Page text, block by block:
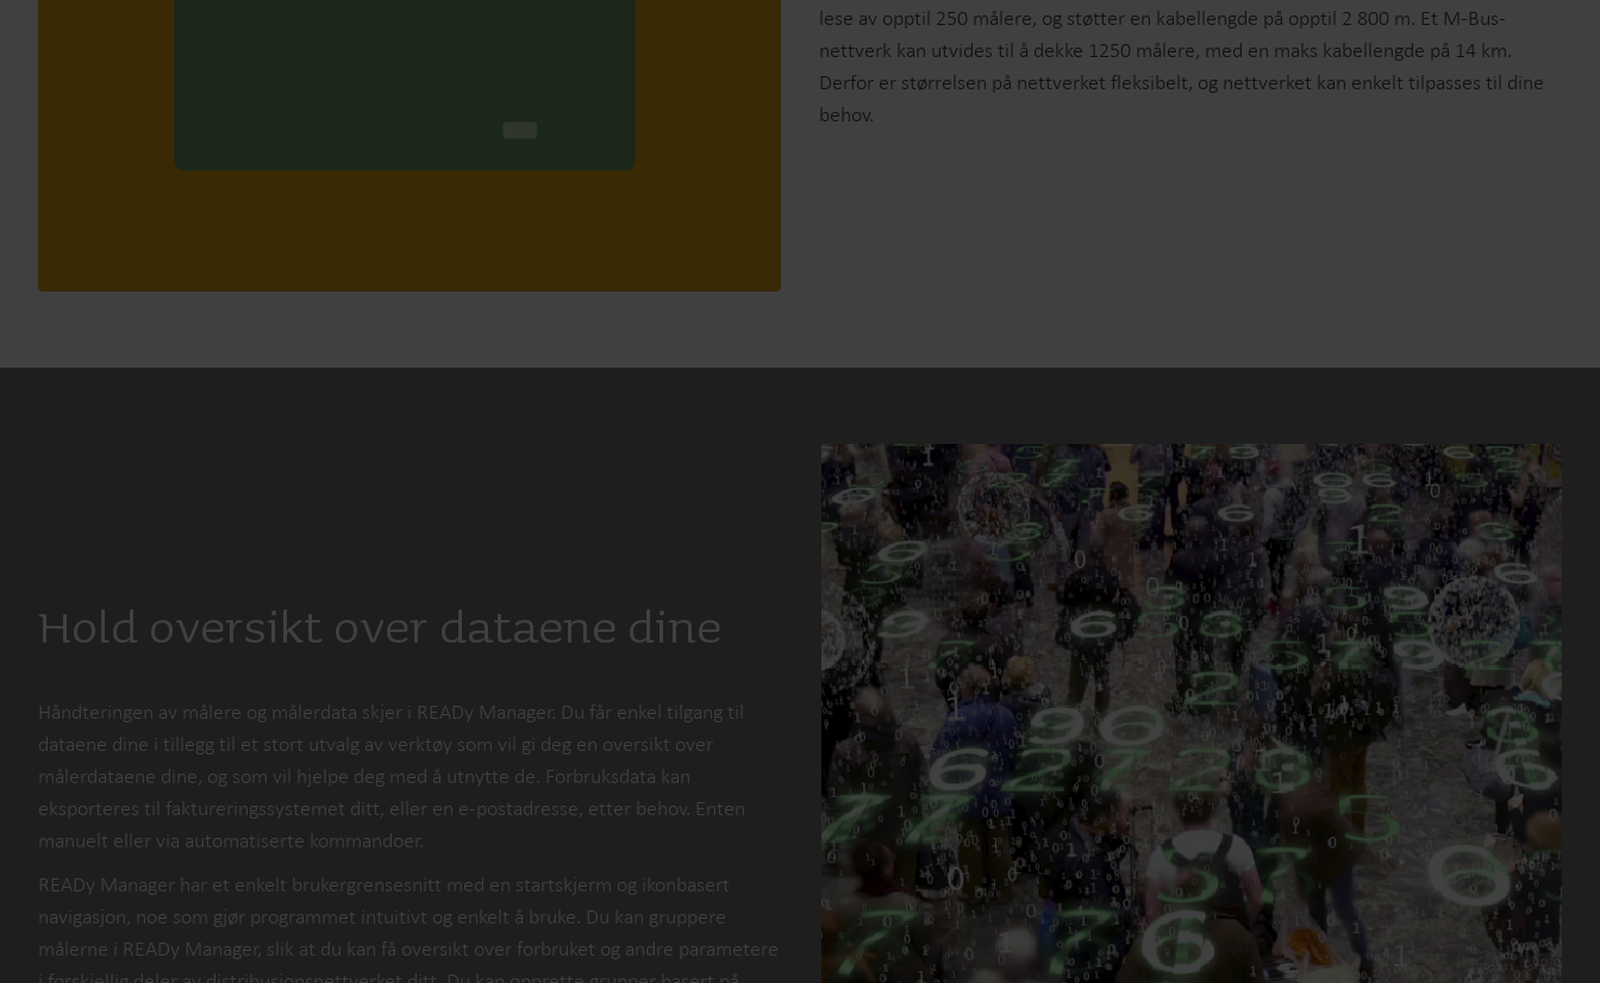
lese av opptil 250 målere, og støtter en kabellengde på opptil 2 800 m. Et M-Bus-
nettverk kan utvides til å dekke 1250 målere, med en maks kabellengde på 14 km.
Derfor er størrelsen på nettverket fleksibelt, og nettverket kan enkelt tilpasses til dine
behov.
Hold oversikt over dataene dine
Håndteringen av målere og målerdata skjer i READy Manager. Du får enkel tilgang til
dataene dine i tillegg til et stort utvalg av verktøy som vil gi deg en oversikt over
målerdataene dine, og som vil hjelpe deg med å utnytte de. Forbruksdata kan
eksporteres til faktureringssystemet ditt, eller en e-postadresse, etter behov. Enten
manuelt eller via automatiserte kommandoer.
READy Manager har et enkelt brukergrensesnitt med en startskjerm og ikonbasert
navigasjon, noe som gjør programmet intuitivt og enkelt å bruke. Du kan gruppere
målerne i READy Manager, slik at du kan få oversikt over forbruket og andre parametere